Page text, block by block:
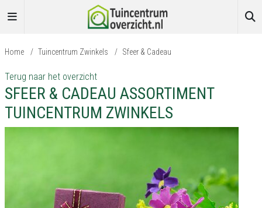
Home / Tuincentrum Zwinkels / Sfeer & Cadeau
Terug naar het overzicht
SFEER & CADEAU ASSORTIMENT
TUINCENTRUM ZWINKELS